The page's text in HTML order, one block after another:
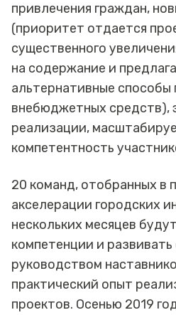
привлечения граждан,
(приоритет отдается
существенного
на содержание и
альтернативные способы
внебюджетных средств),
реализации,
компетентность
20 команд, отобранных в
акселерации городских
нескольких месяцев
компетенции и
руководством
практический опыт
проектов. Осенью 2019